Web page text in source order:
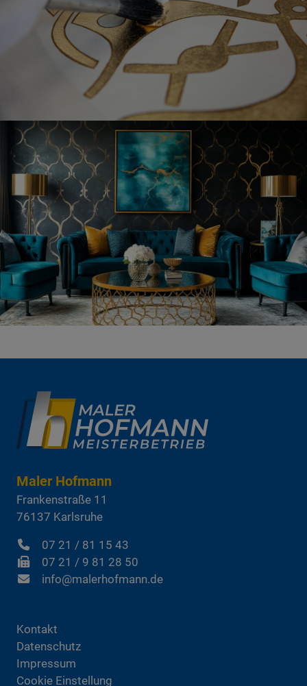
Maler Hofmann
Frankenstraße 11
76137 Karlsruhe
07 21 / 81 15 43
07 21 / 9 81 28 50
info@malerhofmann.de
Kontakt
Datenschutz
Impressum
Cookie Einstellung